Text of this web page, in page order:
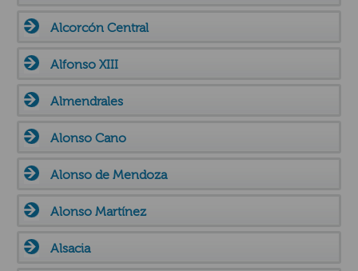
Alcorcón Central
Alfonso XIII
Almendrales
Alonso Cano
Alonso de Mendoza
Alonso Martínez
Alsacia